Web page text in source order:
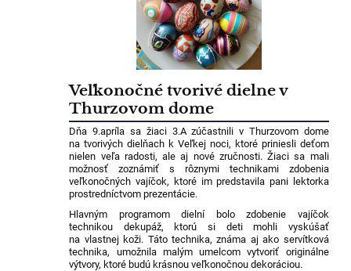
Veľkonočné tvorivé dielne v
Thurzovom dome
Dňa 9.apríla sa žiaci 3.A zúčastnili v Thurzovom dome
na tvorivých dielňach k Veľkej noci, ktoré priniesli deťom
nielen veľa radosti, ale aj nové zručnosti. Žiaci sa mali
možnosť zoznámiť s rôznymi technikami zdobenia
veľkonočných vajíčok, ktoré im predstavila pani lektorka
prostredníctvom prezentácie.
Hlavným programom dielní bolo zdobenie vajíčok
technikou dekupáž, ktorú si deti mohli vyskúšať
na vlastnej koži. Táto technika, známa aj ako servítková
technika, umožnila malým umelcom vytvoriť originálne
výtvory, ktoré budú krásnou veľkonočnou dekoráciou.